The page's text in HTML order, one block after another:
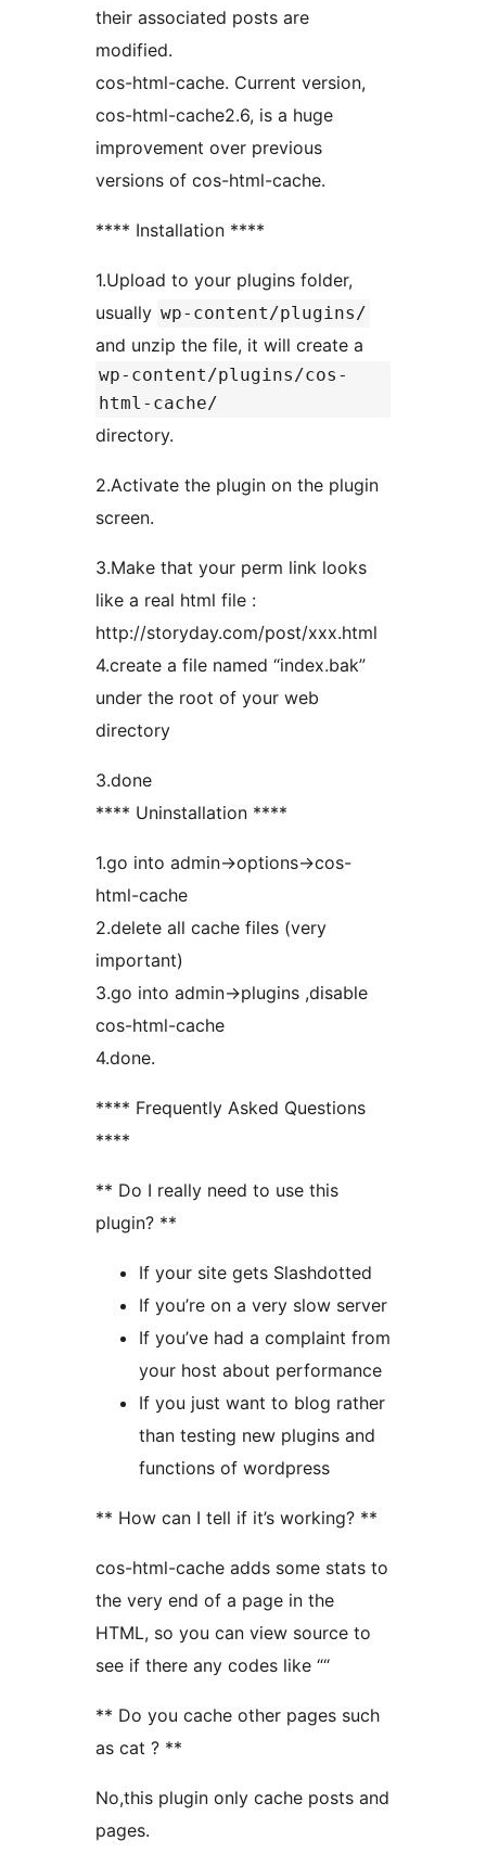
their associated posts are
modified.
cos-html-cache. Current version,
cos-html-cache2.6, is a huge
improvement over previous
versions of cos-html-cache.
**** Installation ****
1.Upload to your plugins folder,
usually wp-content/plugins/
and unzip the file, it will create a
wp-content/plugins/cos-
html-cache/
directory.
2.Activate the plugin on the plugin
screen.
3.Make that your perm link looks
like a real html file :
http://storyday.com/post/xxx.html
4.create a file named “index.bak”
under the root of your web
directory
3.done
**** Uninstallation ****
1.go into admin->options->cos-
html-cache
2.delete all cache files (very
important)
3.go into admin->plugins ,disable
cos-html-cache
4.done.
**** Frequently Asked Questions
****
** Do I really need to use this
plugin? **
If your site gets Slashdotted
If you’re on a very slow server
If you’ve had a complaint from
your host about performance
If you just want to blog rather
than testing new plugins and
functions of wordpress
** How can I tell if it’s working? **
cos-html-cache adds some stats to
the very end of a page in the
HTML, so you can view source to
see if there any codes like ““
** Do you cache other pages such
as cat ? **
No,this plugin only cache posts and
pages.